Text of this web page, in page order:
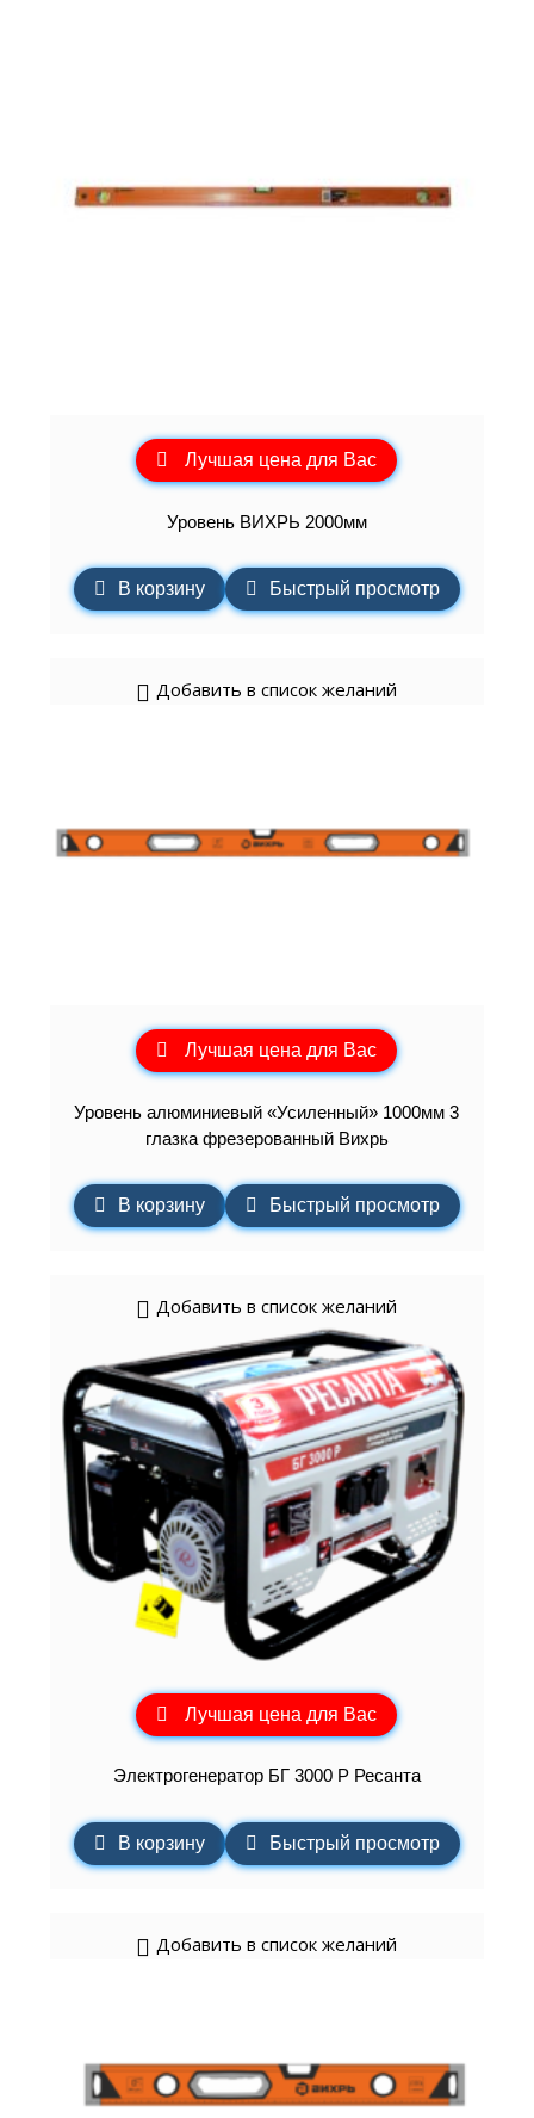
Лучшая цена для Вас
Уровень ВИХРЬ 2000мм
В корзину Быстрый просмотр
Добавить в список желаний
Лучшая цена для Вас
Уровень алюминиевый «Усиленный» 1000мм 3
глазка фрезерованный Вихрь
В корзину Быстрый просмотр
Добавить в список желаний
Лучшая цена для Вас
Электрогенератор БГ 3000 Р Ресанта
В корзину Быстрый просмотр
Добавить в список желаний